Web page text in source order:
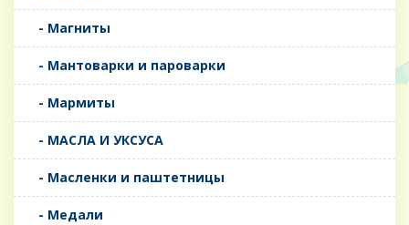
- Магниты
- Мантоварки и пароварки
- Мармиты
- МАСЛА И УКСУСА
- Масленки и паштетницы
- Медали